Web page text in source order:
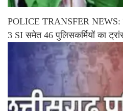
POLICE TRANSFER NEWS:
3 SI समेत 46 पुलिसकर्मियों का